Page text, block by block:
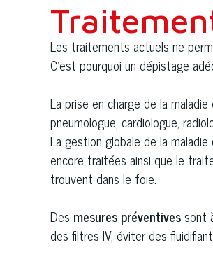
Les traitements actuels ne
C’est pourquoi un dépistage
La prise en charge de la
pneumologue, cardiologue,
La gestion globale de la
encore traitées ainsi que le
trouvent dans le foie.
Des mesures préventivessont
des filtres IV, éviter des